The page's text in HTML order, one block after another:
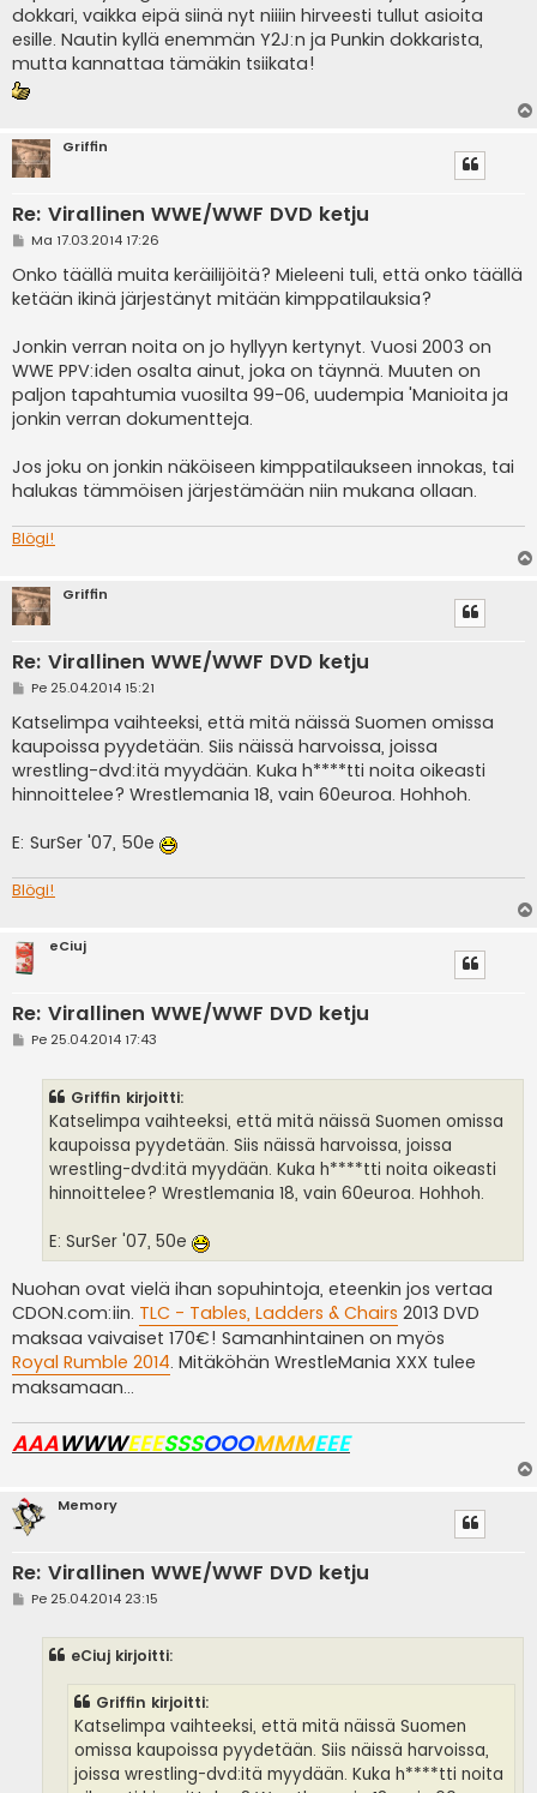
t
i
dokkari, vaikka eipä siinä nyt niiiin hirveesti tullut asioita
esille. Nautin kyllä enemmän Y2J:n ja Punkin dokkarista,
mutta kannattaa tämäkin tsiikata!
Griffin
Re: Virallinen WWE/WWF DVD ketju
V
e
s
t
Ma 17.03.2014 17:26
Onko täällä muita keräilijöitä? Mieleeni tuli, että onko täällä
ketään ikinä järjestänyt mitään kimppatilauksia?
Jonkin verran noita on jo hyllyyn kertynyt. Vuosi 2003 on
WWE PPV:iden osalta ainut, joka on täynnä. Muuten on
paljon tapahtumia vuosilta 99-06, uudempia 'Manioita ja
jonkin verran dokumentteja.
Jos joku on jonkin näköiseen kimppatilaukseen innokas, tai
halukas tämmöisen järjestämään niin mukana ollaan.
Blögi!
Griffin
Re: Virallinen WWE/WWF DVD ketju
V
e
s
t
i
Pe 25.04.2014 15:21
Katselimpa vaihteeksi, että mitä näissä Suomen omissa
kaupoissa pyydetään. Siis näissä harvoissa, joissa
wrestling-dvd:itä myydään. Kuka h****tti noita oikeasti
hinnoittelee? Wrestlemania 18, vain 60euroa. Hohhoh.
E: SurSer '07, 50e
Blögi!
eCiuj
Re: Virallinen WWE/WWF DVD ketju
VPe 25.04.2014 17:43
Griffin kirjoitti:
Katselimpa vaihteeksi, että mitä näissä Suomen omissa
kaupoissa pyydetään. Siis näissä harvoissa, joissa
wrestling-dvd:itä myydään. Kuka h****tti noita oikeasti
hinnoittelee? Wrestlemania 18, vain 60euroa. Hohhoh.
E: SurSer '07, 50e
Nuohan ovat vielä ihan sopuhintoja, eteenkin jos vertaa
CDON.com:iin. TLC - Tables, Ladders & Chairs 2013 DVD
maksaa vaivaiset 170€! Samanhintainen on myös
Royal Rumble 2014. Mitäköhän WrestleMania XXX tulee
maksamaan...
AAAWWWEEESSSOOOMMMEEE
Memory
Re: Virallinen WWE/WWF DVD ketju
VPe 25.04.2014 23:15
eCiuj kirjoitti:
Griffin kirjoitti:
Katselimpa vaihteeksi, että mitä näissä Suomen
omissa kaupoissa pyydetään. Siis näissä harvoissa,
joissa wrestling-dvd:itä myydään. Kuka h****tti noita